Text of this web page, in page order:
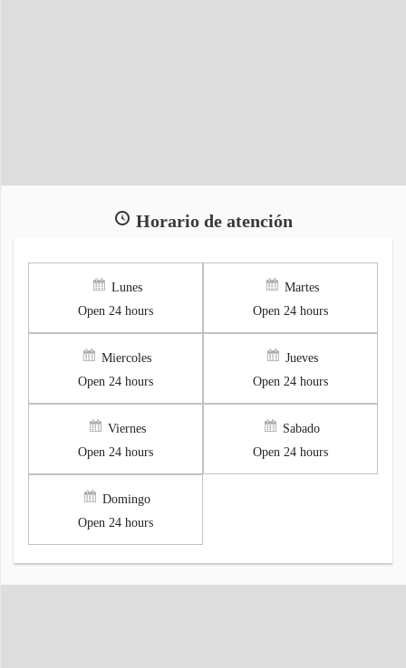
Horario de atención
Lunes
Open 24 hours
Martes
Open 24 hours
Miercoles
Open 24 hours
Jueves
Open 24 hours
Viernes
Open 24 hours
Sabado
Open 24 hours
Domingo
Open 24 hours